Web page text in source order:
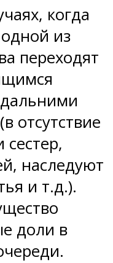
когда
из
переходят
отсутствие
наследуют
и т.д.).
доли в